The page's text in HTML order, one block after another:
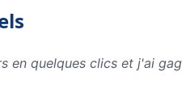
en quelques clics et j'ai